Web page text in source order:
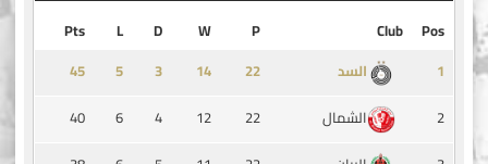
Pos
Club
P
W
D
L
Pts
1
السد ‏22
14
3
5
45
2
الشمال 22
12
4
6
40